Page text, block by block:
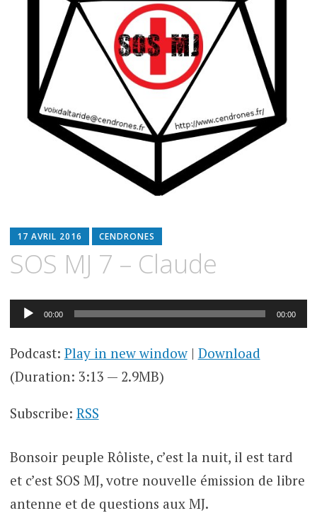
17 AVRIL 2016 CENDRONES
SOS MJ 7 – Claude
Lecteur
00:00 00:00
Podcast: Play in new window| Download
(Duration: 3:13 — 2.9MB)
Subscribe: RSS
Bonsoir peuple Rôliste, c’est la nuit, il est tard
et c’est SOS MJ, votre nouvelle émission de libre
antenne et de questions aux MJ.